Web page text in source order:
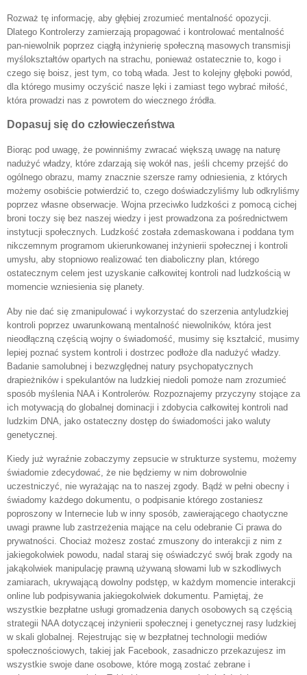
Rozważ tę informację, aby głębiej zrozumieć mentalność opozycji.
Dlatego Kontrolerzy zamierzają propagować i kontrolować mentalność
pan-niewolnik poprzez ciągłą inżynierię społeczną masowych transmisji
myślokształtów opartych na strachu, ponieważ ostatecznie to, kogo i
czego się boisz, jest tym, co tobą włada. Jest to kolejny głęboki powód,
dla którego musimy oczyścić nasze lęki i zamiast tego wybrać miłość,
która prowadzi nas z powrotem do wiecznego źródła.
Dopasuj się do człowieczeństwa
Biorąc pod uwagę, że powinniśmy zwracać większą uwagę na naturę
nadużyć władzy, które zdarzają się wokół nas, jeśli chcemy przejść do
ogólnego obrazu, mamy znacznie szersze ramy odniesienia, z których
możemy osobiście potwierdzić to, czego doświadczyliśmy lub odkryliśmy
poprzez własne obserwacje. Wojna przeciwko ludzkości z pomocą cichej
broni toczy się bez naszej wiedzy i jest prowadzona za pośrednictwem
instytucji społecznych. Ludzkość została zdemaskowana i poddana tym
nikczemnym programom ukierunkowanej inżynierii społecznej i kontroli
umysłu, aby stopniowo realizować ten diaboliczny plan, którego
ostatecznym celem jest uzyskanie całkowitej kontroli nad ludzkością w
momencie wzniesienia się planety.
Aby nie dać się zmanipulować i wykorzystać do szerzenia antyludzkiej
kontroli poprzez uwarunkowaną mentalność niewolników, która jest
nieodłączną częścią wojny o świadomość, musimy się kształcić, musimy
lepiej poznać system kontroli i dostrzec podłoże dla nadużyć władzy.
Badanie samolubnej i bezwzględnej natury psychopatycznych
drapieżników i spekulantów na ludzkiej niedoli pomoże nam zrozumieć
sposób myślenia NAA i Kontrolerów. Rozpoznajemy przyczyny stojące za
ich motywacją do globalnej dominacji i zdobycia całkowitej kontroli nad
ludzkim DNA, jako ostateczny dostęp do świadomości jako waluty
genetycznej.
Kiedy już wyraźnie zobaczymy zepsucie w strukturze systemu, możemy
świadomie zdecydować, że nie będziemy w nim dobrowolnie
uczestniczyć, nie wyrażając na to naszej zgody. Bądź w pełni obecny i
świadomy każdego dokumentu, o podpisanie którego zostaniesz
poproszony w Internecie lub w inny sposób, zawierającego chaotyczne
uwagi prawne lub zastrzeżenia mające na celu odebranie Ci prawa do
prywatności. Chociaż możesz zostać zmuszony do interakcji z nim z
jakiegokolwiek powodu, nadal staraj się oświadczyć swój brak zgody na
jakąkolwiek manipulację prawną używaną słowami lub w szkodliwych
zamiarach, ukrywającą dowolny podstęp, w każdym momencie interakcji
online lub podpisywania jakiegokolwiek dokumentu. Pamiętaj, że
wszystkie bezpłatne usługi gromadzenia danych osobowych są częścią
strategii NAA dotyczącej inżynierii społecznej i genetycznej rasy ludzkiej
w skali globalnej. Rejestrując się w bezpłatnej technologii mediów
społecznościowych, takiej jak Facebook, zasadniczo przekazujesz im
wszystkie swoje dane osobowe, które mogą zostać zebrane i